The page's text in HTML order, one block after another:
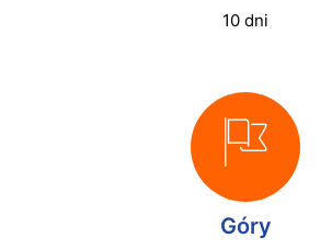
10 dni
Góry